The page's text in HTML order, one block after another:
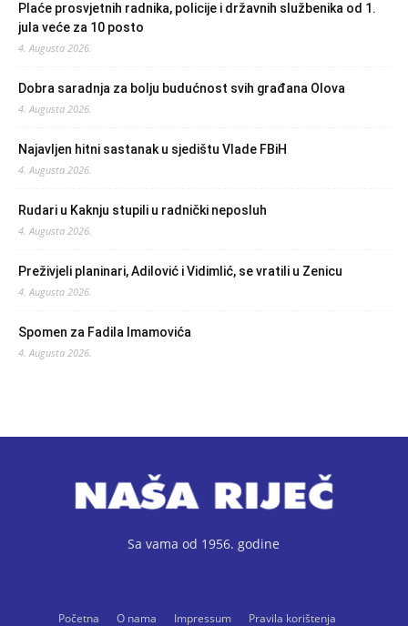
Plaće prosvjetnih radnika, policije i državnih službenika od 1.
jula veće za 10 posto
4. Augusta 2026.
Dobra saradnja za bolju budućnost svih građana Olova
4. Augusta 2026.
Najavljen hitni sastanak u sjedištu Vlade FBiH
4. Augusta 2026.
Rudari u Kaknju stupili u radnički neposluh
4. Augusta 2026.
Preživjeli planinari, Adilović i Vidimlić, se vratili u Zenicu
4. Augusta 2026.
Spomen za Fadila Imamovića
4. Augusta 2026.
Sa vama od 1956. godine
Početna O nama Impressum Pravila korištenja